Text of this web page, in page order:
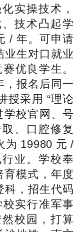
实操技术，
技术凸起学
/ 年。可申请
业生对口就业
优良学生。
报名后同一
授采用 “理论
学校官网、号
、口腔修复
为 19980 元 /
业。学校奉
育模式，年度
，招生代码
实行准军事
校园，打算